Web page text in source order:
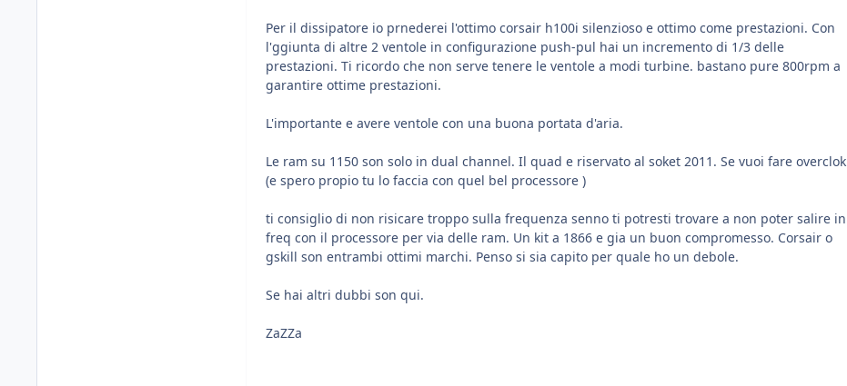
Per il dissipatore io prnederei l'ottimo corsair h100i silenzioso e ottimo come prestazioni. Con
l'ggiunta di altre 2 ventole in configurazione push-pul hai un incremento di 1/3 delle
prestazioni. Ti ricordo che non serve tenere le ventole a modi turbine. bastano pure 800rpm a
garantire ottime prestazioni.
L'importante e avere ventole con una buona portata d'aria.
Le ram su 1150 son solo in dual channel. Il quad e riservato al soket 2011. Se vuoi fare overclok
(e spero propio tu lo faccia con quel bel processore )
ti consiglio di non risicare troppo sulla frequenza senno ti potresti trovare a non poter salire in
freq con il processore per via delle ram. Un kit a 1866 e gia un buon compromesso. Corsair o
gskill son entrambi ottimi marchi. Penso si sia capito per quale ho un debole.
Se hai altri dubbi son qui.
ZaZZa